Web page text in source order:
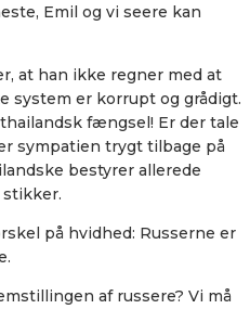
Emil og vi seere kan
at han ikke regner med at
system er korrupt og grådigt.
fængsel! Er der tale
sympatien trygt tilbage på
bestyrer allerede
stikker.
på hvidhed: Russerne er
af russere? Vi må